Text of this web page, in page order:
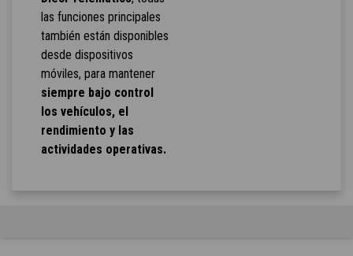
las funciones principales
también están disponibles
desde dispositivos
móviles, para mantener
siempre bajo control
los vehículos, el
rendimiento y las
actividades operativas.